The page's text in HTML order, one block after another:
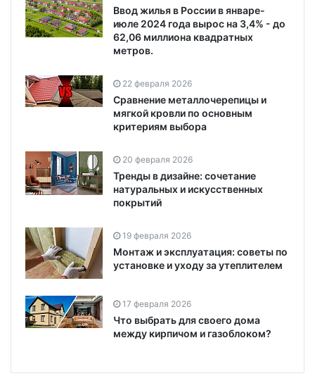
Ввод жилья в России в январе-
июле 2024 года вырос на 3,4% - до
62,06 миллиона квадратных
метров.
22 февраля 2026
Сравнение металлочерепицы и
мягкой кровли по основным
критериям выбора
20 февраля 2026
Тренды в дизайне: сочетание
натуральных и искусственных
покрытий
19 февраля 2026
Монтаж и эксплуатация: советы по
установке и уходу за утеплителем
17 февраля 2026
Что выбрать для своего дома
между кирпичом и газоблоком?